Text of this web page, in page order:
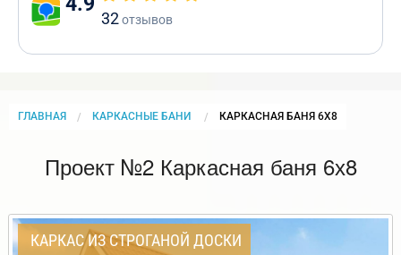
32отзывов
ГЛАВНАЯ КАРКАСНЫЕ БАНИ CURRENT:
КАРКАСНАЯ БАНЯ 6Х8
Проект №2 Каркасная баня 6х8
КАРКАС ИЗ СТРОГАНОЙ ДОСКИ